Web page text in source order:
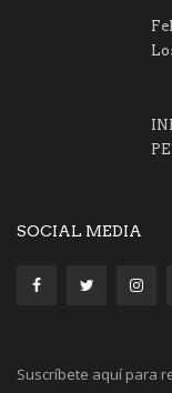
SOCIAL MEDIA
Suscríbete aquí para